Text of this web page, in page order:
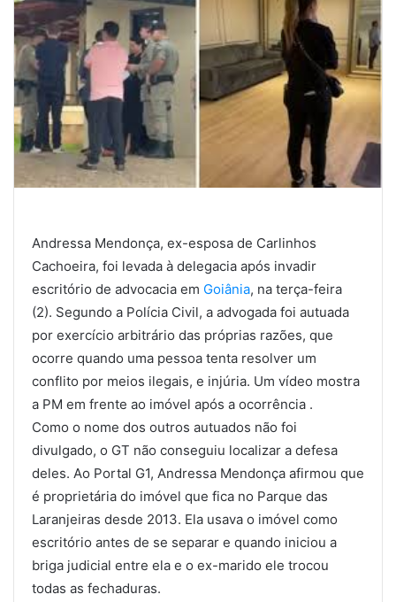
Andressa Mendonça, ex-esposa de Carlinhos
Cachoeira, foi levada à delegacia após invadir
escritório de advocacia em Goiânia, na terça-feira
(2). Segundo a Polícia Civil, a advogada foi autuada
por exercício arbitrário das próprias razões, que
ocorre quando uma pessoa tenta resolver um
conflito por meios ilegais, e injúria. Um vídeo mostra
a PM em frente ao imóvel após a ocorrência .
Como o nome dos outros autuados não foi
divulgado, o GT não conseguiu localizar a defesa
deles. Ao Portal G1, Andressa Mendonça afirmou que
é proprietária do imóvel que fica no Parque das
Laranjeiras desde 2013. Ela usava o imóvel como
escritório antes de se separar e quando iniciou a
briga judicial entre ela e o ex-marido ele trocou
todas as fechaduras.